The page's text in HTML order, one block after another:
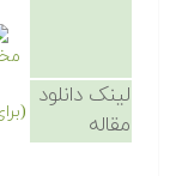
لینک دانلود
مقاله